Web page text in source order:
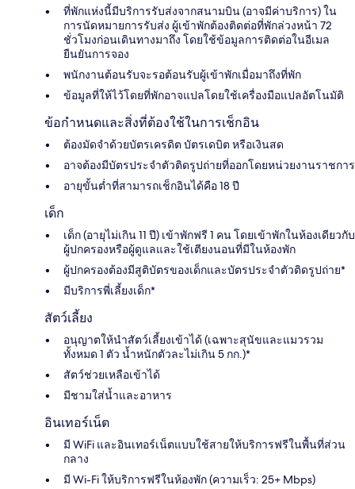
ที่พักแห่งนี้มีบริการรับส่งจากสนามบิน (อาจมีค่าบริการ) ใน
การนัดหมายการรับส่ง ผู้เข้าพักต้องติดต่อที่พักล่วงหน้า 72
ชั่วโมงก่อนเดินทางมาถึง โดยใช้ข้อมูลการติดต่อในอีเมล
ยืนยันการจอง
พนักงานต้อนรับจะรอต้อนรับผู้เข้าพักเมื่อมาถึงที่พัก
ข้อมูลที่ให้ไว้โดยที่พักอาจแปลโดยใช้เครื่องมือแปลอัตโนมัติ
ข้อกำหนดและสิ่งที่ต้องใช้ในการเช็กอิน
ต้องมัดจำด้วยบัตรเครดิต บัตรเดบิต หรือเงินสด
อาจต้องมีบัตรประจำตัวติดรูปถ่ายที่ออกโดยหน่วยงานราชการ
อายุขั้นต่ำที่สามารถเช็กอินได้คือ 18 ปี
เด็ก
เด็ก (อายุไม่เกิน 11 ปี) เข้าพักฟรี 1 คน โดยเข้าพักในห้องเดียวกับ
ผู้ปกครองหรือผู้ดูแลและใช้เตียงนอนที่มีในห้องพัก
ผู้ปกครองต้องมีสูติบัตรของเด็กและบัตรประจำตัวติดรูปถ่าย*
มีบริการพี่เลี้ยงเด็ก*
สัตว์เลี้ยง
อนุญาตให้นำสัตว์เลี้ยงเข้าได้ (เฉพาะสุนัขและแมวรวม
ทั้งหมด 1 ตัว น้ำหนักตัวละไม่เกิน 5 กก.)*
สัตว์ช่วยเหลือเข้าได้
มีชามใส่น้ำและอาหาร
อินเทอร์เน็ต
มี WiFi และอินเทอร์เน็ตแบบใช้สายให้บริการฟรีในพื้นที่ส่วน
กลาง
มี Wi-Fi ให้บริการฟรีในห้องพัก (ความเร็ว: 25+ Mbps)